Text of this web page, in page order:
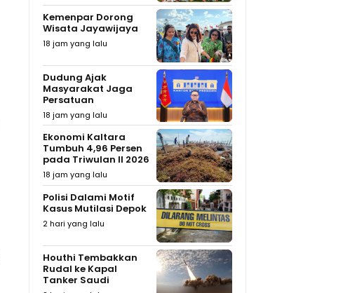
Kemenpar Dorong
Wisata Jayawijaya
18 jam yang lalu
Dudung Ajak
Masyarakat Jaga
Persatuan
18 jam yang lalu
Ekonomi Kaltara
Tumbuh 4,96 Persen
pada Triwulan II 2026
18 jam yang lalu
Polisi Dalami Motif
Kasus Mutilasi Depok
2 hari yang lalu
Houthi Tembakkan
Rudal ke Kapal
Tanker Saudi